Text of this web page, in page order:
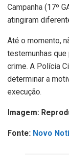
Campanha (17º
atingiram
Até o momento,
testemunhas
crime. A Polícia
determinar a
execução.
Imagem:
Fonte: Novo